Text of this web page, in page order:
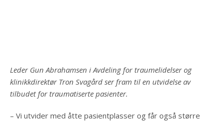
Leder Gun Abrahamsen i Avdeling for traumelidelser og
klinikkdirektør Tron Svagård ser fram til en utvidelse av
tilbudet for traumatiserte pasienter.
– Vi utvider med åtte pasientplasser og får også større